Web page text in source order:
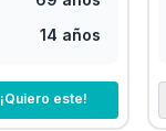
14 años
¡Quiero este!